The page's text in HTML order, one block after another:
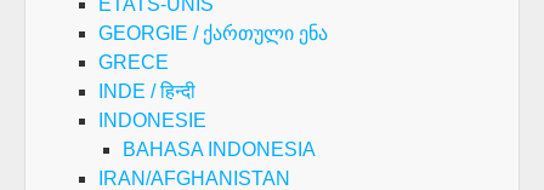
GEORGIE / ქართული ენა
GRECE
INDE / हिन्दी
INDONESIE
BAHASA INDONESIA
IRAN/AFGHANISTAN